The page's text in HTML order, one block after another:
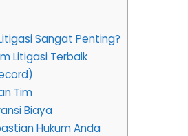
Sangat Penting?
Litigasi Terbaik
Tim
Biaya
Hukum Anda